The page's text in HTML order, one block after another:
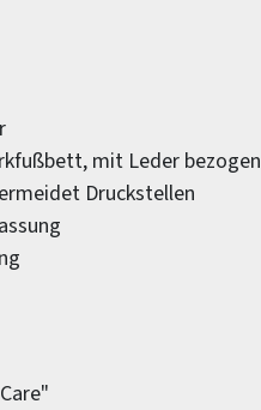
mit Leder bezogen
Druckstellen